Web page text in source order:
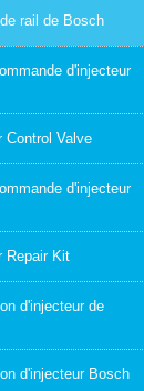
rail de Bosch
d'injecteur
Control Valve
d'injecteur
Repair Kit
d'injecteur de
d'injecteur Bosch